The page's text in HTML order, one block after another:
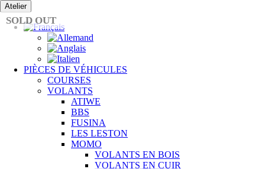
Passer
au
contenu
Atelier
PIÈCES DE VÉHICULES
COURSES
VOLANTS
ATIWE
BBS
FUSINA
LES LESTON
MOMO
VOLANTS EN BOIS
VOLANTS EN CUIR
SOLD OUT